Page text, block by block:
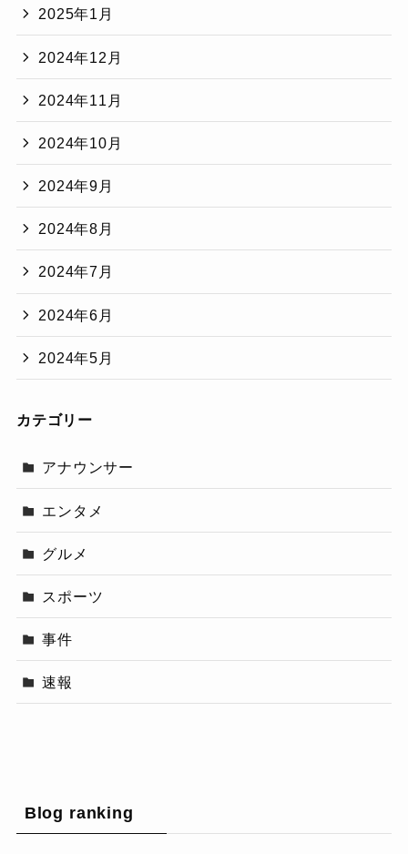
2025年1月
2024年12月
2024年11月
2024年10月
2024年9月
2024年8月
2024年7月
2024年6月
2024年5月
カテゴリー
アナウンサー
エンタメ
グルメ
スポーツ
事件
速報
Blog ranking